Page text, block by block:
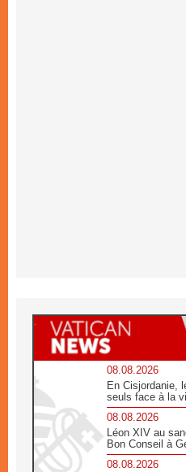
08.08.2026
En Cisjordanie,
seuls face à la
08.08.2026
Léon XIV au
Bon Conseil à
08.08.2026